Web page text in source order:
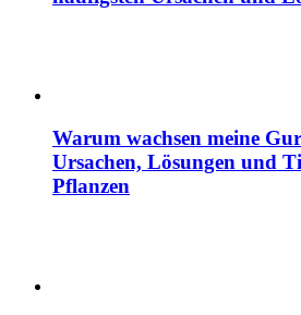
Warum wachsen meine
Ursachen, Lösungen und
Pflanzen